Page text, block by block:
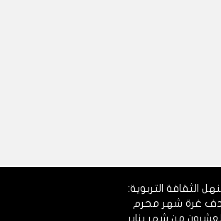
الثقافة التربوية:
غرة شهر محرم
العشرون من شهر يناير